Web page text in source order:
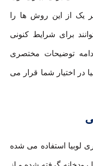
یک از این روش ها را
برای شرایط کنونی
توضیحات مختصری
در اختیار شما قرار می
لوبیا استفاده می شده